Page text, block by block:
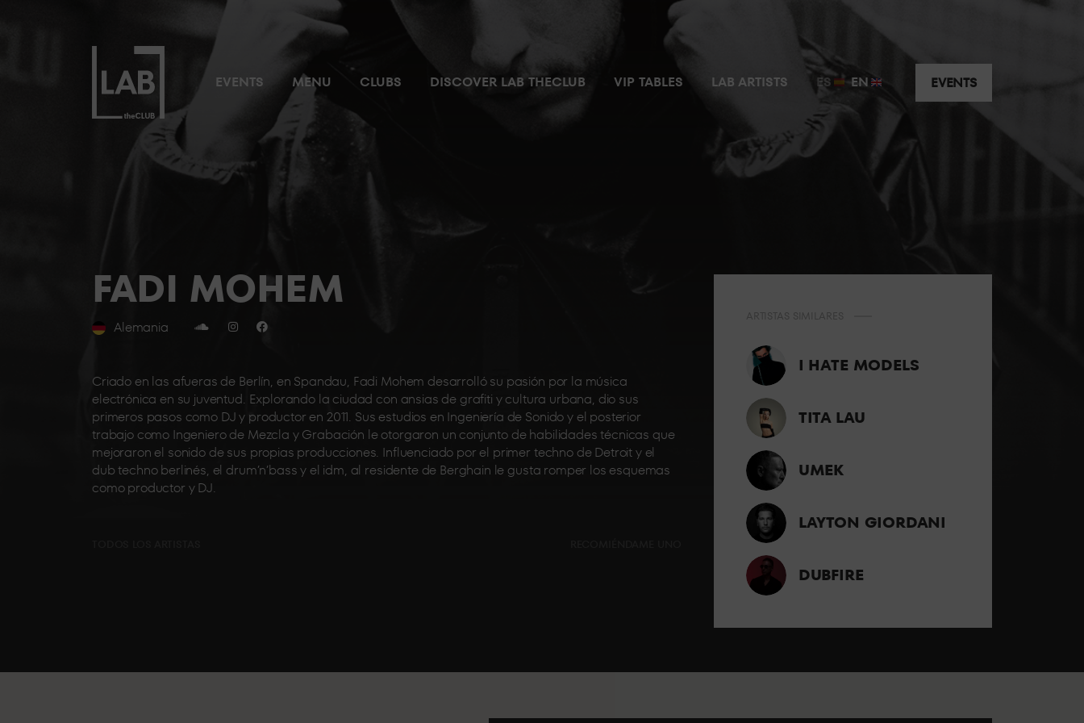
EVENTS MENU CLUBS DISCOVER LAB THECLUB VIP TABLES LAB ARTISTS ES EN EVENTS
FADI MOHEM
Alemania
Criado en las afueras de Berlín, en Spandau, Fadi Mohem desarrolló su pasión por la música
electrónica en su juventud. Explorando la ciudad con ansias de grafiti y cultura urbana, dio sus
primeros pasos como DJ y productor en 2011. Sus estudios en Ingeniería de Sonido y el posterior
trabajo como Ingeniero de Mezcla y Grabación le otorgaron un conjunto de habilidades técnicas que
mejoraron el sonido de sus propias producciones. Influenciado por el primer techno de Detroit y el
dub techno berlinés, el drum’n’bass y el idm, al residente de Berghain le gusta romper los esquemas
como productor y DJ.
I HATE MODELS
TITA LAU
UMEK
LAYTON GIORDANI
DUBFIRE